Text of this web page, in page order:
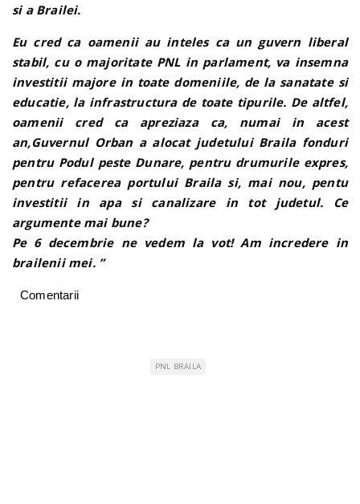
si a Brailei.
Eu cred ca oamenii au inteles ca un guvern liberal
stabil, cu o majoritate PNL in parlament, va insemna
investitii majore in toate domeniile, de la sanatate si
educatie, la infrastructura de toate tipurile. De altfel,
oamenii cred ca apreziaza ca, numai in acest
an,Guvernul Orban a alocat judetului Braila fonduri
pentru Podul peste Dunare, pentru drumurile expres,
pentru refacerea portului Braila si, mai nou, pentu
investitii in apa si canalizare in tot judetul. Ce
argumente mai bune?
Pe 6 decembrie ne vedem la vot! Am incredere in
brailenii mei. ”
Comentarii
PNL BRAILA